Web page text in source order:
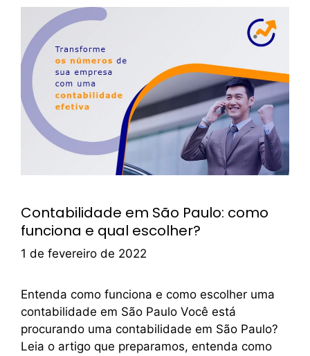
Contabilidade em São Paulo: como
funciona e qual escolher?
1 de fevereiro de 2022
Entenda como funciona e como escolher uma
contabilidade em São Paulo Você está
procurando uma contabilidade em São Paulo?
Leia o artigo que preparamos, entenda como